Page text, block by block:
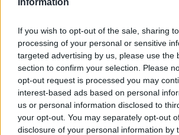
Information
If you wish to opt-out of the sale, sharing
processing of your personal or sensitive
targeted advertising by us, please use the
section to confirm your selection. Please
opt-out request is processed you may
interest-based ads based on personal
us or personal information disclosed to
your opt-out. You may separately opt-out
disclosure of your personal information by
ΡΟΗ ΕΙΔΗΣΕΩΝ
Κορυφώνεται η έξοδος του
56.000 επιβάτες αναχωρούν σήμερα
λιμάνια της Αττικής
08/08/2026 - 14:30